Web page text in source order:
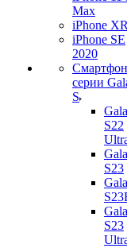
Max
iPhone XR
iPhone SE
2020
серии
S
S22
S23
S23